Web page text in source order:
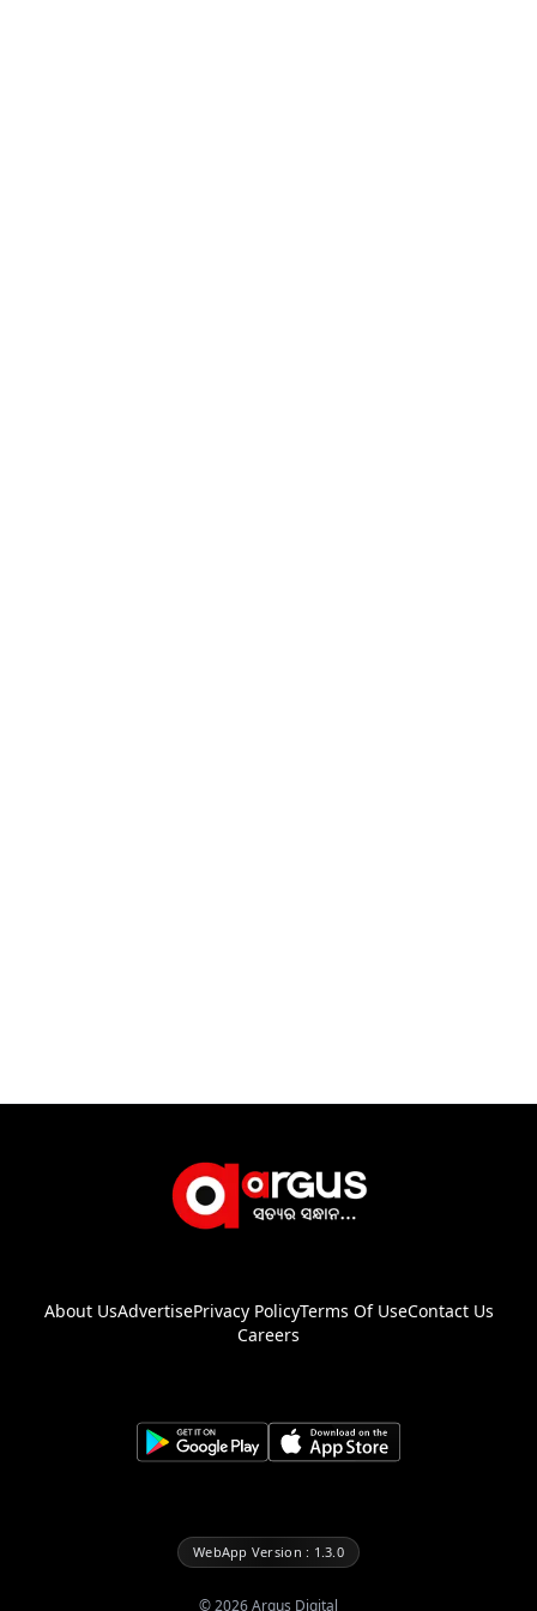
About UsAdvertisePrivacy PolicyTerms Of UseContact Us
Careers
WebApp Version : 1.3.0
©2026Argus Digital